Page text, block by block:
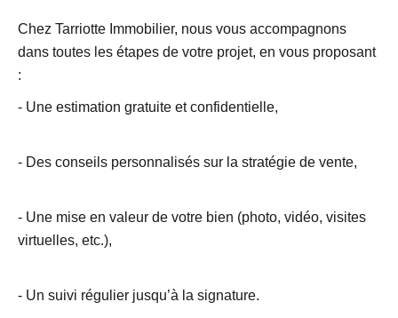
Chez Tarriotte Immobilier, nous vous accompagnons
dans toutes les étapes de votre projet, en vous proposant
:
- Une estimation gratuite et confidentielle,
- Des conseils personnalisés sur la stratégie de vente,
- Une mise en valeur de votre bien (photo, vidéo, visites
virtuelles, etc.),
- Un suivi régulier jusqu’à la signature.